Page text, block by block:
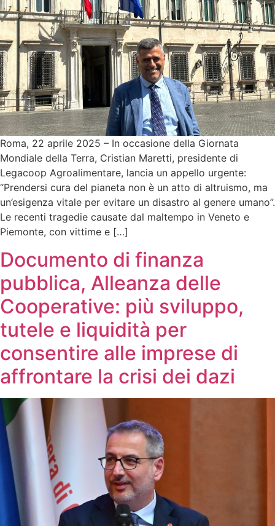
Roma, 22 aprile 2025 – In occasione della Giornata
Mondiale della Terra, Cristian Maretti, presidente di
Legacoop Agroalimentare, lancia un appello urgente:
“Prendersi cura del pianeta non è un atto di altruismo, ma
un’esigenza vitale per evitare un disastro al genere umano”.
Le recenti tragedie causate dal maltempo in Veneto e
Piemonte, con vittime e […]
Documento di finanza
pubblica, Alleanza delle
Cooperative: più sviluppo,
tutele e liquidità per
consentire alle imprese di
affrontare la crisi dei dazi